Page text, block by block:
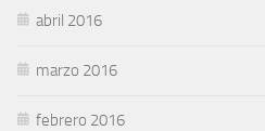
abril 2016
marzo 2016
febrero 2016